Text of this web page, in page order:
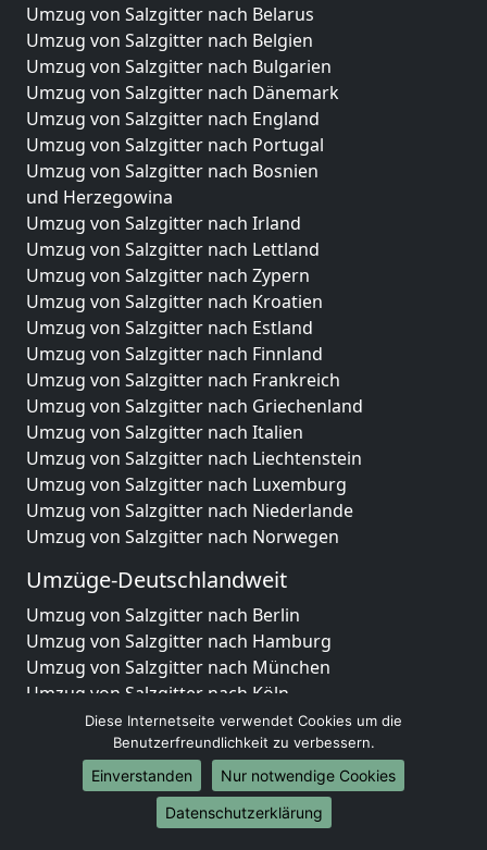
Umzug von Salzgitter nach Belarus
Umzug von Salzgitter nach Belgien
Umzug von Salzgitter nach Bulgarien
Umzug von Salzgitter nach Dänemark
Umzug von Salzgitter nach England
Umzug von Salzgitter nach Portugal
Umzug von Salzgitter nach Bosnien
und Herzegowina
Umzug von Salzgitter nach Irland
Umzug von Salzgitter nach Lettland
Umzug von Salzgitter nach Zypern
Umzug von Salzgitter nach Kroatien
Umzug von Salzgitter nach Estland
Umzug von Salzgitter nach Finnland
Umzug von Salzgitter nach Frankreich
Umzug von Salzgitter nach Griechenland
Umzug von Salzgitter nach Italien
Umzug von Salzgitter nach Liechtenstein
Umzug von Salzgitter nach Luxemburg
Umzug von Salzgitter nach Niederlande
Umzug von Salzgitter nach Norwegen
Umzüge-Deutschlandweit
Umzug von Salzgitter nach Berlin
Umzug von Salzgitter nach Hamburg
Umzug von Salzgitter nach München
Umzug von Salzgitter nach Köln
Umzug von Salzgitter nach Frankfurt am Main
Umzug von Salzgitter nach Stuttgart
Umzug von Salzgitter nach Düsseldorf
Umzug von Salzgitter nach Leipzig
Umzug von Salzgitter nach Dortmund
Diese Internetseite verwendet Cookies um die
Benutzerfreundlichkeit zu verbessern.
Einverstanden
Nur notwendige Cookies
Datenschutzerklärung